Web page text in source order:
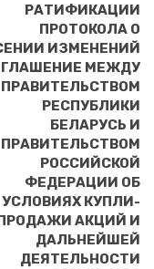
РАТИФИКАЦИИ
ПРОТОКОЛА О
ИЗМЕНЕНИЙ
МЕЖДУ
ПРАВИТЕЛЬСТВОМ
РЕСПУБЛИКИ
БЕЛАРУСЬ И
ПРАВИТЕЛЬСТВОМ
РОССИЙСКОЙ
ФЕДЕРАЦИИ ОБ
УСЛОВИЯХ КУПЛИ-
АКЦИЙ И
ДАЛЬНЕЙШЕЙ
ДЕЯТЕЛЬНОСТИ